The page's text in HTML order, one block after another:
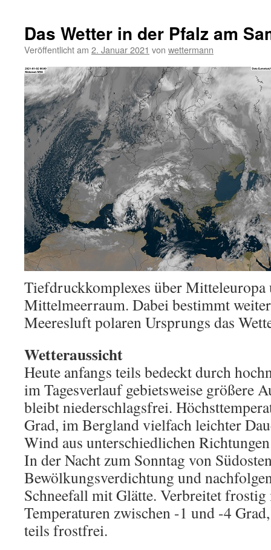
Das Wetter in der Pfalz am
Veröffentlicht am 2. Januar 2021 von wettermann
Tiefdruckkomplexes über Mitteleuropa
Mittelmeerraum. Dabei bestimmt
Meeresluft polaren Ursprungs das
Wetteraussicht
Heute anfangs teils bedeckt durch
im Tagesverlauf gebietsweise größere
bleibt niederschlagsfrei.
Grad, im Bergland vielfach leichter
Wind aus unterschiedlichen
In der Nacht zum Sonntag von
Bewölkungsverdichtung und
Schneefall mit Glätte. Verbreitet
Temperaturen zwischen -1 und -4
teils frostfrei.